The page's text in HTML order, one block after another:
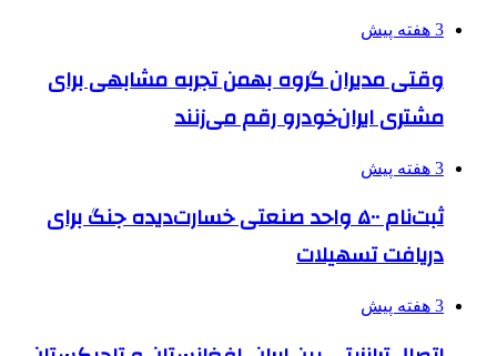
3 هفته پیش
وقتی مدیران گروه بهمن تجربه مشابهی برای
مشتری ایران‌خودرو رقم می‌زنند
3 هفته پیش
ثبت‌نام ۵۰۰ واحد صنعتی خسارت‌دیده جنگ برای
دریافت تسهیلات
3 هفته پیش